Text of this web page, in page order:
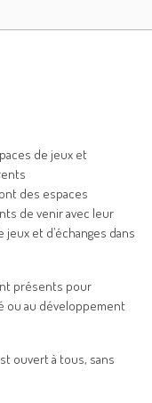
de jeux et
des espaces
de venir avec leur
et d’échanges dans
présents pour
ou au développement
ouvert à tous, sans